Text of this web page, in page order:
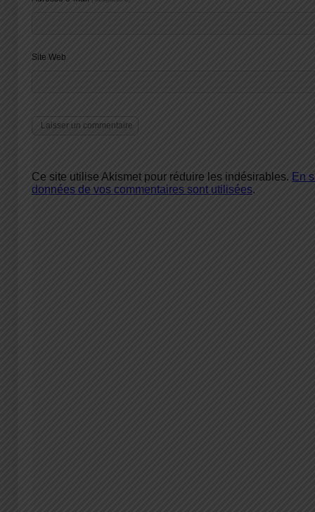
Site Web
Ce site utilise Akismet pour réduire les indésirables. En
données de vos commentaires sont utilisées.